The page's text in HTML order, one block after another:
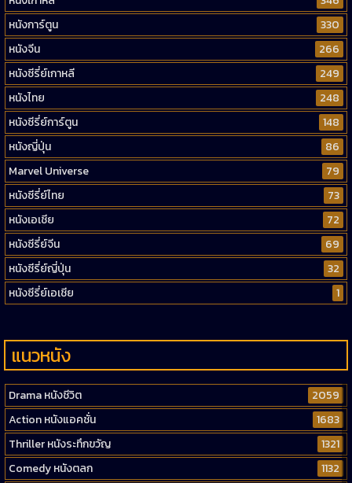
หนังการ์ตูน
330
หนังจีน
266
หนังซีรี่ย์เกาหลี
249
หนังไทย
248
หนังซีรี่ย์การ์ตูน
148
หนังญี่ปุ่น
86
Marvel Universe
79
หนังซีรี่ย์ไทย
73
หนังเอเชีย
72
หนังซีรี่ย์จีน
69
หนังซีรี่ย์ญี่ปุ่น
32
หนังซีรี่ย์เอเชีย
1
แนวหนัง
Drama หนังชีวิต
2059
Action หนังแอคชั่น
1683
Thriller หนังระทึกขวัญ
1321
Comedy หนังตลก
1132